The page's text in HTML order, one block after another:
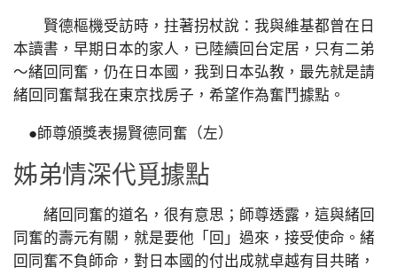
賢德樞機受訪時，拄著拐杖說：我與維基都曾在日
本讀書，早期日本的家人，已陸續回台定居，只有二弟
～緒回同奮，仍在日本國，我到日本弘教，最先就是請
緒回同奮幫我在東京找房子，希望作為奮鬥據點。
●師尊頒獎表揚賢德同奮（左）
姊弟情深代覓據點
緒回同奮的道名，很有意思；師尊透露，這與緒回
同奮的壽元有關，就是要他「回」過來，接受使命。緒
回同奮不負師命，對日本國的付出成就卓越有目共睹，